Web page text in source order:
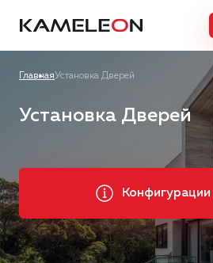
ГлавнаяУстановка Дверей
Установка Дверей